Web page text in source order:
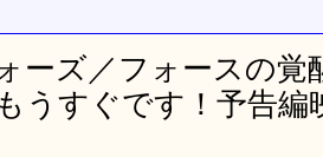
ーズ／フォースの
うすぐです！予告